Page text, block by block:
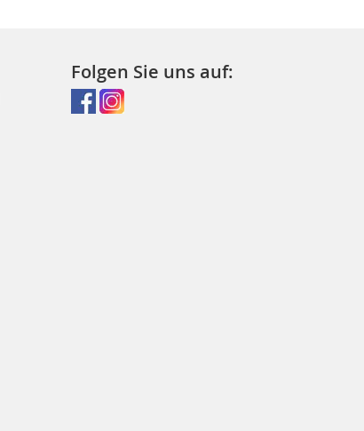
Folgen Sie uns auf: